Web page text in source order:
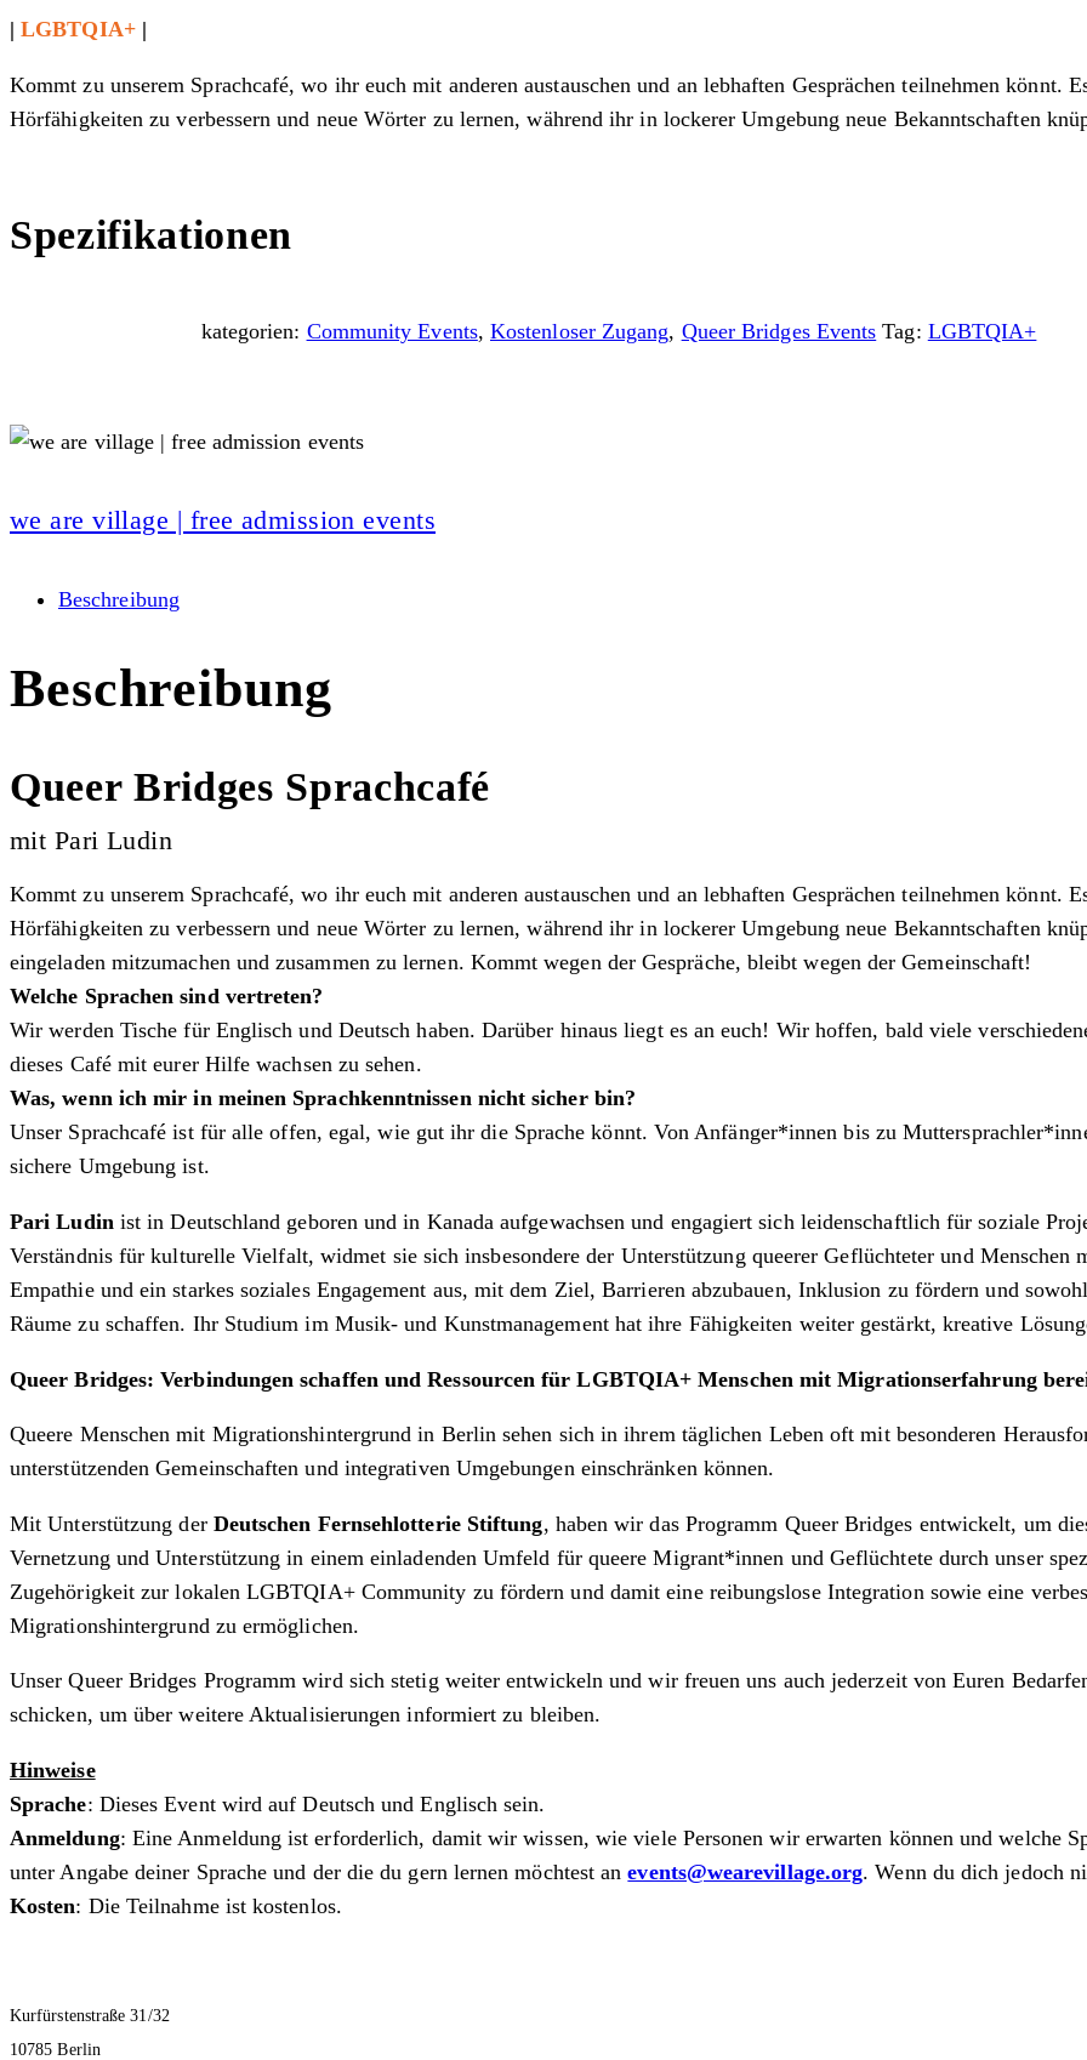
|LGBTQIA+ |
Kommt zu unserem Sprachcafé, wo ihr euch mit anderen austauschen und an lebhaften Gesprächen teilnehmen könnt.
Hörfähigkeiten zu verbessern und neue Wörter zu lernen, während ihr in lockerer Umgebung neue Bekanntschaften
Spezifikationen
kategorien: Community Events, Kostenloser Zugang, Queer Bridges Events Tag: LGBTQIA+
we are village | free admission events
Beschreibung
Beschreibung
Queer Bridges Sprachcafé
mit Pari Ludin
Kommt zu unserem Sprachcafé, wo ihr euch mit anderen austauschen und an lebhaften Gesprächen teilnehmen könnt.
Hörfähigkeiten zu verbessern und neue Wörter zu lernen, während ihr in lockerer Umgebung neue Bekanntschaften
eingeladen mitzumachen und zusammen zu lernen. Kommt wegen der Gespräche, bleibt wegen der Gemeinschaft!
Welche Sprachen sind vertreten?
Wir werden Tische für Englisch und Deutsch haben. Darüber hinaus liegt es an euch! Wir hoffen, bald viele
dieses Café mit eurer Hilfe wachsen zu sehen.
Was, wenn ich mir in meinen Sprachkenntnissen nicht sicher bin?
Unser Sprachcafé ist für alle offen, egal, wie gut ihr die Sprache könnt. Von Anfänger*innen bis zu
sichere Umgebung ist.
Pari Ludin ist in Deutschland geboren und in Kanada aufgewachsen und engagiert sich leidenschaftlich für soziale
Verständnis für kulturelle Vielfalt, widmet sie sich insbesondere der Unterstützung queerer Geflüchteter und
Empathie und ein starkes soziales Engagement aus, mit dem Ziel, Barrieren abzubauen, Inklusion zu fördern und
Räume zu schaffen. Ihr Studium im Musik- und Kunstmanagement hat ihre Fähigkeiten weiter gestärkt, kreative
Queer Bridges: Verbindungen schaffen und Ressourcen für LGBTQIA+ Menschen mit Migrationserfahrung
Queere Menschen mit Migrationshintergrund in Berlin sehen sich in ihrem täglichen Leben oft mit besonderen
unterstützenden Gemeinschaften und integrativen Umgebungen einschränken können.
Mit Unterstützung der Deutschen Fernsehlotterie Stiftung, haben wir das Programm Queer Bridges entwickelt, um
Vernetzung und Unterstützung in einem einladenden Umfeld für queere Migrant*innen und Geflüchtete durch unser
Zugehörigkeit zur lokalen LGBTQIA+ Community zu fördern und damit eine reibungslose Integration sowie eine
Migrationshintergrund zu ermöglichen.
Unser Queer Bridges Programm wird sich stetig weiter entwickeln und wir freuen uns auch jederzeit von Euren
schicken, um über weitere Aktualisierungen informiert zu bleiben.
Hinweise
Sprache: Dieses Event wird auf Deutsch und Englisch sein.
Anmeldung: Eine Anmeldung ist erforderlich, damit wir wissen, wie viele Personen wir erwarten können und welche
unter Angabe deiner Sprache und der die du gern lernen möchtest anevents@wearevillage.org. Wenn du dich jedoch
Kosten: Die Teilnahme ist kostenlos.
Kurfürstenstraße 31/32
10785 Berlin